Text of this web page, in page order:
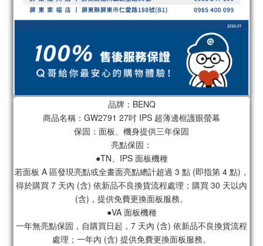
品牌：BENQ
商品名稱：GW2791 27吋 IPS 超薄邊框護眼螢幕
保固：面板、機身提供三年保固
亮點保固：
●TN、IPS 面板機種
若面板 A 區發現亮點或全畫面亮點總計超過 3 點 (即指第 4 點)，
得於購買 7 天內 (含) 依新品不良換貨流程處理；購買 30 天以內
(含)，提供免費更換面板服務。
●VA 面板機種
一年無亮點保固，自購買日起，7 天內 (含) 依新品不良換貨流程
處理；一年內 (含) 提供免費更換面板服務。